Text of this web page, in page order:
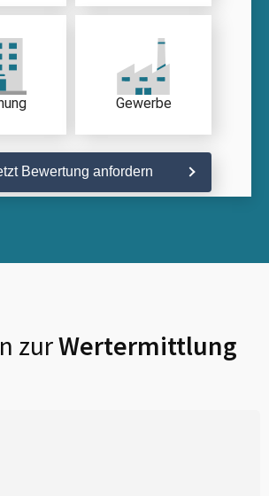
Gewerbe
Bewertung anfordern
zurWertermittlung